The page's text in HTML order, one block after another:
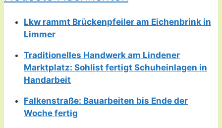
Lkw rammt Brückenpfeiler am Eichenbrink in
Limmer
Traditionelles Handwerk am Lindener
Marktplatz: Sohlist fertigt Schuheinlagen in
Handarbeit
Falkenstraße: Bauarbeiten bis Ende der
Woche fertig